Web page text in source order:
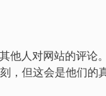
其他人对网站的评论
，但这会是他们的